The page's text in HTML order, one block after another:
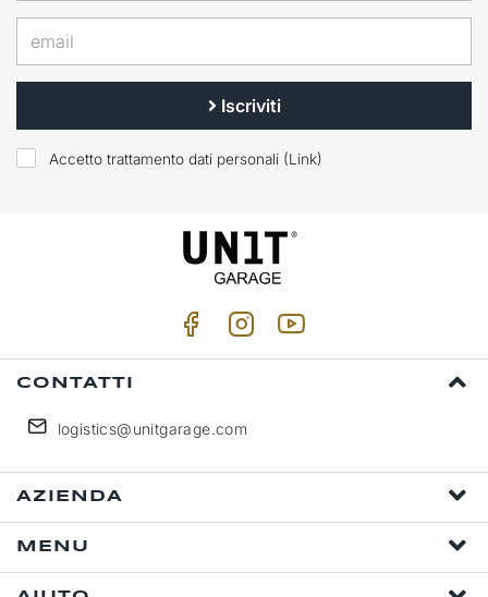
Iscriviti
Accetto trattamento dati personali (Link)
CONTATTI
logistics@unitgarage.com
AZIENDA
MENU